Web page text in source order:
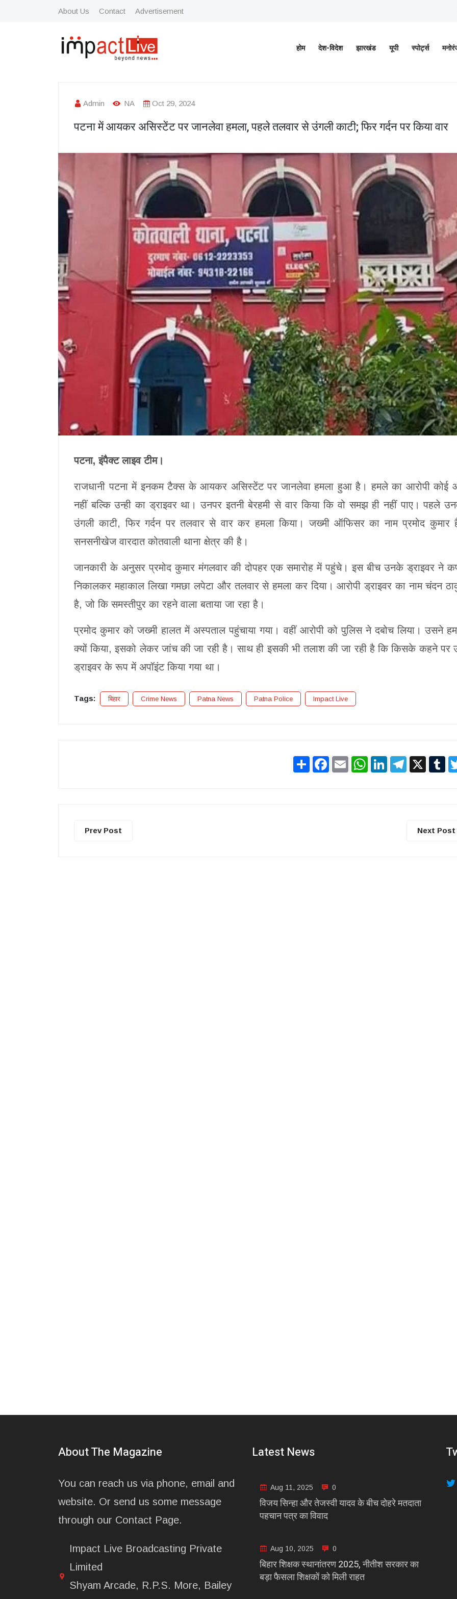
About Us Contact Advertisement
होम देश-विदेश झारखंड यूपी स्पोर्ट्स
Admin NA Oct 29, 2024
पटना में आयकर असिस्टेंट पर जानलेवा हमला, पहले तलवार से उंगली काटी; फिर गर्दन पर किया वार
पटना, इंपैक्ट लाइव टीम।
राजधानी पटना में इनकम टैक्स के आयकर असिस्टेंट पर जानलेवा हमला हुआ है। हमले का आरोपी कोई
नहीं बल्कि उन्ही का ड्राइवर था। उनपर इतनी बेरहमी से वार किया कि वो समझ ही नहीं पाए। पहले
उंगली काटी, फिर गर्दन पर तलवार से वार कर हमला किया। जख्मी ऑफिसर का नाम प्रमोद कुमार
सनसनीखेज वारदात कोतवाली थाना क्षेत्र की है।
जानकारी के अनुसर प्रमोद कुमार मंगलवार की दोपहर एक समारोह में पहुंचे। इस बीच उनके ड्राइवर ने
निकालकर महाकाल लिखा गमछा लपेटा और तलवार से हमला कर दिया। आरोपी ड्राइवर का नाम चंदन
है, जो कि समस्तीपुर का रहने वाला बताया जा रहा है।
प्रमोद कुमार को जख्मी हालत में अस्पताल पहुंचाया गया। वहीं आरोपी को पुलिस ने दबोच लिया। उसने
क्यों किया, इसको लेकर जांच की जा रही है। साथ ही इसकी भी तलाश की जा रही है कि किसके कहने पर
ड्राइवर के रूप में अपॉइंट किया गया था।
Tags: बिहार Crime News Patna News Patna Police Impact Live
Share Facebook
Email WhatsApp
LinkedInTelegram
X
Prev Post Next Post
About The Magazine
You can reach us via phone, email and
website. Or send us some message
through our Contact Page.
Impact Live Broadcasting Private
Limited
Shyam Arcade, R.P.S. More, Bailey
Latest News
Aug 11, 2025 0
विजय सिन्हा और तेजस्वी यादव के बीच दोहरे मतदाता
पहचान पत्र का विवाद
Aug 10, 2025 0
बिहार शिक्षक स्थानांतरण 2025, नीतीश सरकार का
बड़ा फैसला शिक्षकों को मिली राहत